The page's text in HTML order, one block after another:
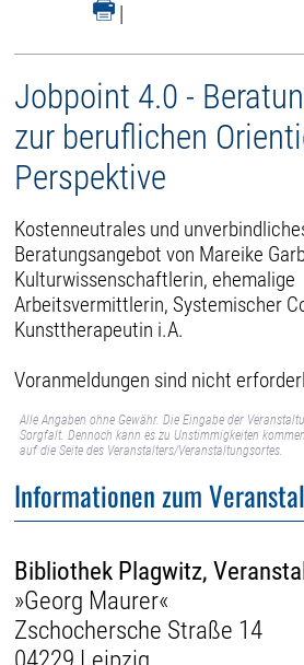
|
Jobpoint 4.0 -
zur beruflichen
Perspektive
Kostenneutrales und
Beratungsangebot von Mareike
Kulturwissenschaftlerin, ehemalige
Arbeitsvermittlerin, Systemischer
Kunsttherapeutin i.A.
Voranmeldungen sind nicht
Alle Angaben ohne Gewähr. Die Eingabe der
Sorgfalt. Dennoch kann es zu Unstimmigkeiten
auf die Seite des Veranstalters/Veranstaltungsortes.
Informationen zum
Bibliothek Plagwitz,
»Georg Maurer«
Zschochersche Straße 14